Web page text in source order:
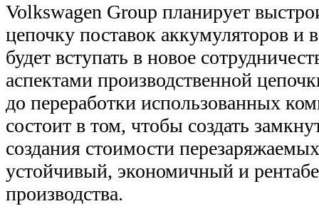
Volkswagen Group планирует
цепочку поставок аккумуляторов и
будет вступать в новое
аспектами производственной
до переработки использованных
состоит в том, чтобы создать
создания стоимости
устойчивый, экономичный и
производства.